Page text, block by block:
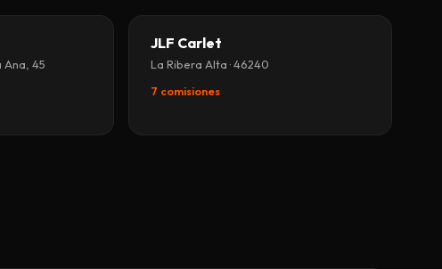
Ana, 45
JLF Carlet
La Ribera Alta · 46240
7 comisiones